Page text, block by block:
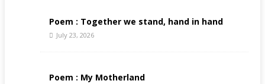
Poem : Together we stand, hand in hand
July 23, 2026
Poem : My Motherland